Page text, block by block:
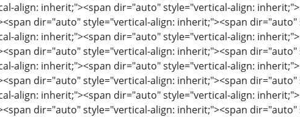
align: inherit;"><span dir="auto" style="vertical-align:
dir="auto" style="vertical-align: inherit;"><span
align: inherit;"><span dir="auto" style="vertical-align:
dir="auto" style="vertical-align: inherit;"><span
align: inherit;"><span dir="auto" style="vertical-align:
dir="auto" style="vertical-align: inherit;"><span
align: inherit;"><span dir="auto" style="vertical-align:
dir="auto" style="vertical-align: inherit;"><span dir="auto"